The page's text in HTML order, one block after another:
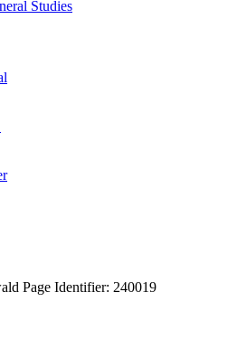
Studies
Page Identifier: 240019